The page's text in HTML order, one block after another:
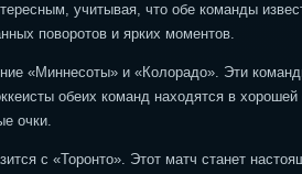
учитывая, что обе команды
поворотов и ярких моментов.
«Миннесоты» и «Колорадо». Эти
обеих команд находятся в
очки.
с «Торонто». Этот матч станет